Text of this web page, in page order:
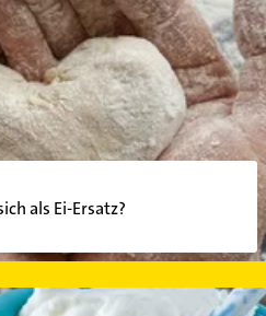
Superfrucht
Sie zu einem
als Ei-Ersatz?
isländischen Superquark